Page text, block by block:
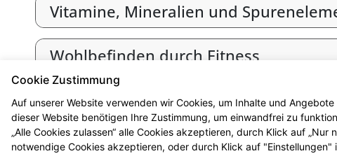
Vitamine, Mineralien und
Wohlbefinden durch Fitness
Zahnpflege und Zahnschutz
Cookie Zustimmung
Auf unserer Website verwenden wir Cookies, um Inhalte und
dieser Website benötigen Ihre Zustimmung, um einwandfrei zu
„Alle Cookies zulassen“ alle Cookies akzeptieren, durch Klick auf
notwendige Cookies akzeptieren, oder durch Klick auf "Einstellungen"